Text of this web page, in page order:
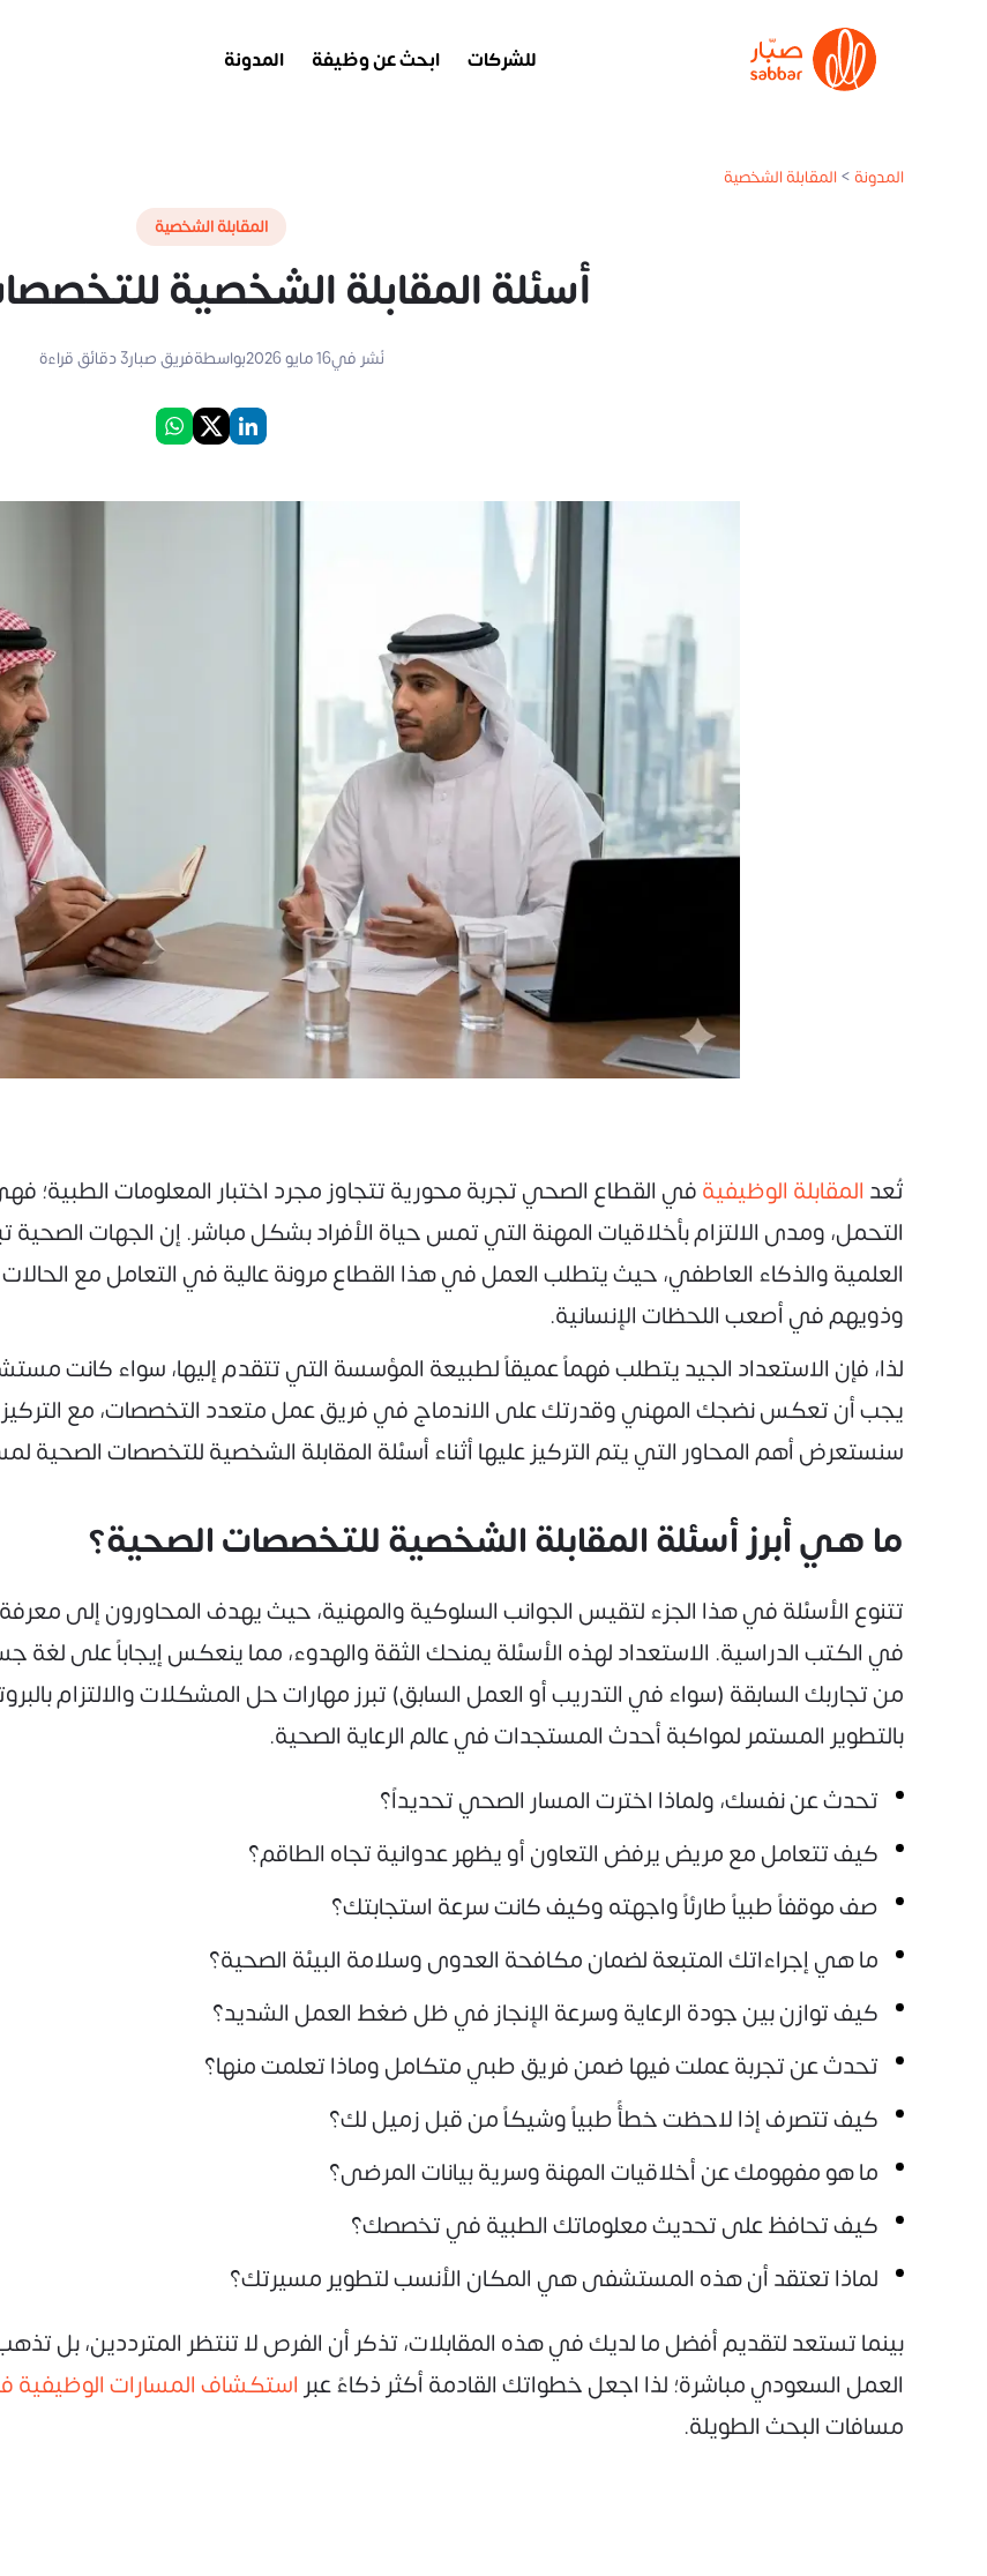
للشركات ابحث عن وظيفة المدونة
المدونة>المقابلة الشخصية
المقابلة الشخصية
أسئلة المقابلة الشخصية
نُشر في16 مايو 2026 بواسطةفريق صبار3دقائق قراءة
تُعد المقابلة الوظيفيةفي القطاع الصحي تجربة محورية تتجاوز مجرد اختبار المعلومات الطبية؛
التحمل، ومدى الالتزام بأخلاقيات المهنة التي تمس حياة الأفراد بشكل مباشر. إن الجهات
العلمية والذكاء العاطفي، حيث يتطلب العمل في هذا القطاع مرونة عالية في التعامل مع
وذويهم في أصعب اللحظات الإنسانية.
لذا، فإن الاستعداد الجيد يتطلب فهماً عميقاً لطبيعة المؤسسة التي تتقدم إليها، سواء كانت
يجب أن تعكس نضجك المهني وقدرتك على الاندماج في فريق عمل متعدد التخصصات، مع
سنستعرض أهم المحاور التي يتم التركيز عليها أثناء أسئلة المقابلة الشخصية للتخصصات
ما هي أبرز أسئلة المقابلة الشخصية للتخصصات الصحية؟
تتنوع الأسئلة في هذا الجزء لتقيس الجوانب السلوكية والمهنية، حيث يهدف المحاورون إلى
في الكتب الدراسية. الاستعداد لهذه الأسئلة يمنحك الثقة والهدوء، مما ينعكس إيجاباً على
من تجاربك السابقة (سواء في التدريب أو العمل السابق) تبرز مهارات حل المشكلات والالتزام
بالتطوير المستمر لمواكبة أحدث المستجدات في عالم الرعاية الصحية.
تحدث عن نفسك، ولماذا اخترت المسار الصحي تحديداً؟
كيف تتعامل مع مريض يرفض التعاون أو يظهر عدوانية تجاه الطاقم؟
صف موقفاً طبياً طارئاً واجهته وكيف كانت سرعة استجابتك؟
ما هي إجراءاتك المتبعة لضمان مكافحة العدوى وسلامة البيئة الصحية؟
كيف توازن بين جودة الرعاية وسرعة الإنجاز في ظل ضغط العمل الشديد؟
تحدث عن تجربة عملت فيها ضمن فريق طبي متكامل وماذا تعلمت منها؟
كيف تتصرف إذا لاحظت خطأً طبياً وشيكاً من قبل زميل لك؟
ما هو مفهومك عن أخلاقيات المهنة وسرية بيانات المرضى؟
كيف تحافظ على تحديث معلوماتك الطبية في تخصصك؟
لماذا تعتقد أن هذه المستشفى هي المكان الأنسب لتطوير مسيرتك؟
بينما تستعد لتقديم أفضل ما لديك في هذه المقابلات، تذكر أن الفرص لا تنتظر المترددين، بل
العمل السعودي مباشرة؛ لذا اجعل خطواتك القادمة أكثر ذكاءً عبر استكشاف المسارات الوظيفية
مسافات البحث الطويلة.